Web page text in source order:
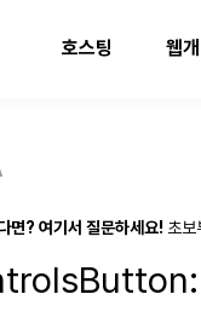
호스팅 웹
면? 여기서 질문하세요! 초